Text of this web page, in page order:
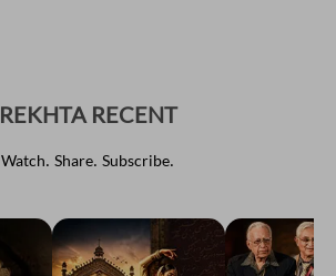
REKHTA RECENT
Watch. Share. Subscribe.